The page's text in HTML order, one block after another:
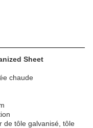
Sheet
chaude
de tôle galvanisé, tôle